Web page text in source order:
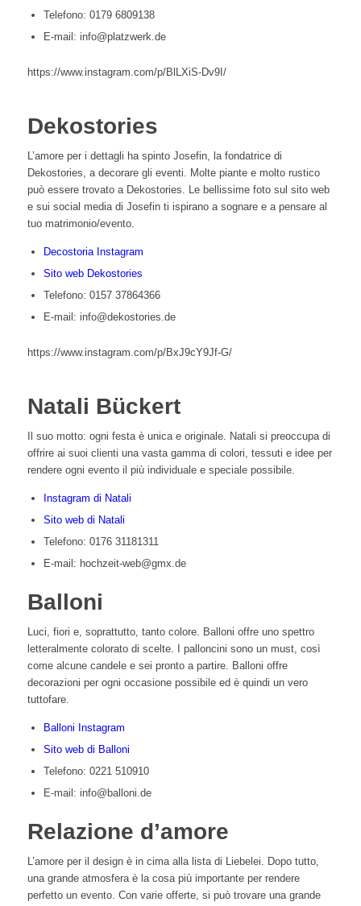
Telefono: 0179 6809138
E-mail: info@platzwerk.de
https://www.instagram.com/p/BlLXiS-Dv9I/
Dekostories
L’amore per i dettagli ha spinto Josefin, la fondatrice di
Dekostories, a decorare gli eventi. Molte piante e molto rustico
può essere trovato a Dekostories. Le bellissime foto sul sito web
e sui social media di Josefin ti ispirano a sognare e a pensare al
tuo matrimonio/evento.
Decostoria Instagram
Sito web Dekostories
Telefono: 0157 37864366
E-mail: info@dekostories.de
https://www.instagram.com/p/BxJ9cY9Jf-G/
Natali Bückert
Il suo motto: ogni festa è unica e originale. Natali si preoccupa di
offrire ai suoi clienti una vasta gamma di colori, tessuti e idee per
rendere ogni evento il più individuale e speciale possibile.
Instagram di Natali
Sito web di Natali
Telefono: 0176 31181311
E-mail: hochzeit-web@gmx.de
Balloni
Luci, fiori e, soprattutto, tanto colore. Balloni offre uno spettro
letteralmente colorato di scelte. I palloncini sono un must, così
come alcune candele e sei pronto a partire. Balloni offre
decorazioni per ogni occasione possibile ed è quindi un vero
tuttofare.
Balloni Instagram
Sito web di Balloni
Telefono: 0221 510910
E-mail: info@balloni.de
Relazione d’amore
L’amore per il design è in cima alla lista di Liebelei. Dopo tutto,
una grande atmosfera è la cosa più importante per rendere
perfetto un evento. Con varie offerte, si può trovare una grande